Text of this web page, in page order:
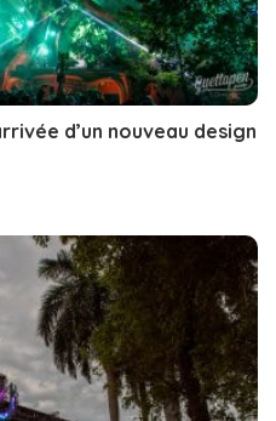
d’un nouveau design